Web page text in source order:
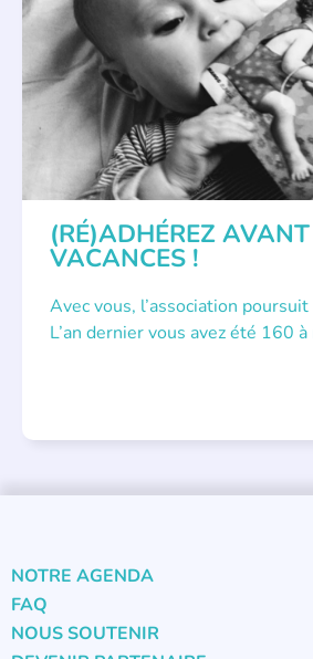
APPEL À SOUTIEN
(RÉ)ADHÉREZ
VACANCES !
Avec vous, l’association
L’an dernier vous avez été 160 à
NOTRE AGENDA
FAQ
NOUS SOUTENIR